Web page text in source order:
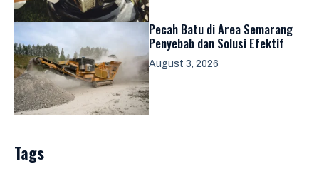
Pecah Batu di Area Semarang
Penyebab dan Solusi Efektif
August 3, 2026
Tags